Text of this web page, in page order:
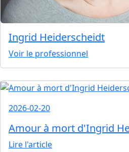
Ingrid Heiderscheidt
Voir le professionnel
2026-02-20
Amour à mort d'Ingrid
Lire l'article